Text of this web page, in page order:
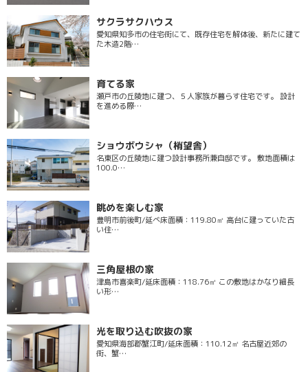
サクラサクハウス
愛知県知多市の住宅街にて、既存住宅を解体後、新たに建て
た木造2階…
育てる家
瀬戸市の丘陵地に建つ、５人家族が暮らす住宅です。 設計
を進める際…
ショウボウシャ（梢望舎）
名東区の丘陵地に建つ設計事務所兼自邸です。 敷地面積は
100.0…
眺めを楽しむ家
豊明市前後町/延べ床面積：119.80㎡ 高台に建っていた古
い住…
三角屋根の家
津島市喜楽町/延床面積：118.76㎡ この敷地はかなり細長
い形…
光を取り込む吹抜の家
愛知県海部郡蟹江町/延床面積：110.12㎡ 名古屋近郊の
街、蟹…